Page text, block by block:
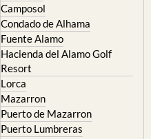
Camposol
Condado de Alhama
Fuente Alamo
Hacienda del Alamo Golf
Resort
Lorca
Mazarron
Puerto de Mazarron
Puerto Lumbreras